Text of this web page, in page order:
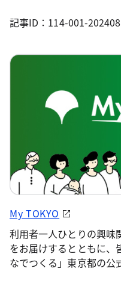
記事ID：114-001-
My TOKYO
利用者一人ひとりの興味
をお届けするとともに、
なでつくる」東京都の公